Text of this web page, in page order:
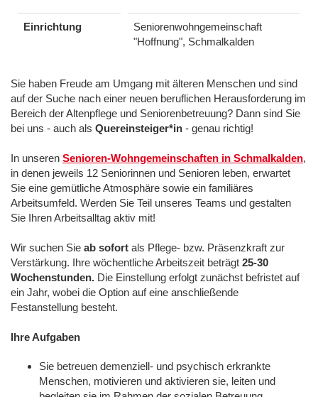
Einrichtung
Seniorenwohngemeinschaft
"Hoffnung", Schmalkalden
Sie haben Freude am Umgang mit älteren Menschen und sind
auf der Suche nach einer neuen beruflichen Herausforderung im
Bereich der Altenpflege und Seniorenbetreuung? Dann sind Sie
bei uns - auch als Quereinsteiger*in - genau richtig!
In unseren Senioren-Wohngemeinschaften in Schmalkalden,
in denen jeweils 12 Seniorinnen und Senioren leben, erwartet
Sie eine gemütliche Atmosphäre sowie ein familiäres
Arbeitsumfeld. Werden Sie Teil unseres Teams und gestalten
Sie Ihren Arbeitsalltag aktiv mit!
Wir suchen Sie ab sofort als Pflege- bzw. Präsenzkraft zur
Verstärkung. Ihre wöchentliche Arbeitszeit beträgt 25-30
Wochenstunden. Die Einstellung erfolgt zunächst befristet auf
ein Jahr, wobei die Option auf eine anschließende
Festanstellung besteht.
Ihre Aufgaben
Sie betreuen demenziell- und psychisch erkrankte
Menschen, motivieren und aktivieren sie, leiten und